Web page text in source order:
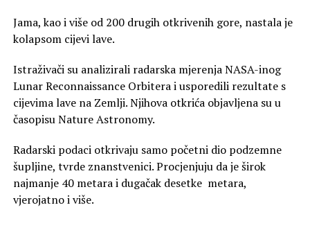
Jama, kao i više od 200 drugih otkrivenih gore, nastala je
kolapsom cijevi lave.
Istraživači su analizirali radarska mjerenja NASA-inog
Lunar Reconnaissance Orbitera i usporedili rezultate s
cijevima lave na Zemlji. Njihova otkrića objavljena su u
časopisu Nature Astronomy.
Radarski podaci otkrivaju samo početni dio podzemne
šupljine, tvrde znanstvenici. Procjenjuju da je širok
najmanje 40 metara i dugačak desetke metara,
vjerojatno i više.